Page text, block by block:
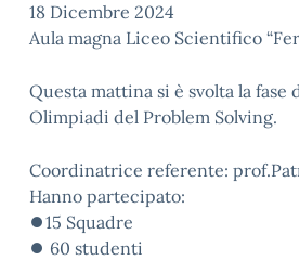
18 Dicembre 2024
Aula magna Liceo Scientifico
Questa mattina si è svolta la fase
Olimpiadi del Problem Solving.
Coordinatrice referente:
Hanno partecipato:
⏺️15 Squadre
⏺️ 60 studenti